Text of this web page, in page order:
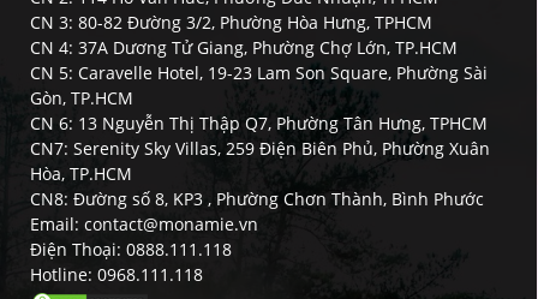
CN 3: 80-82 Đường 3/2, Phường Hòa Hưng, TPHCM
CN 4: 37A Dương Tử Giang, Phường Chợ Lớn, TP.HCM
CN 5: Caravelle Hotel, 19-23 Lam Son Square, Phường Sài
Gòn, TP.HCM
CN 6: 13 Nguyễn Thị Thập Q7, Phường Tân Hưng, TPHCM
CN7: Serenity Sky Villas, 259 Điện Biên Phủ, Phường Xuân
Hòa, TP.HCM
CN8: Đường số 8, KP3 , Phường Chơn Thành, Bình Phước
Email: contact@monamie.vn
Điện Thoại: 0888.111.118
Hotline: 0968.111.118